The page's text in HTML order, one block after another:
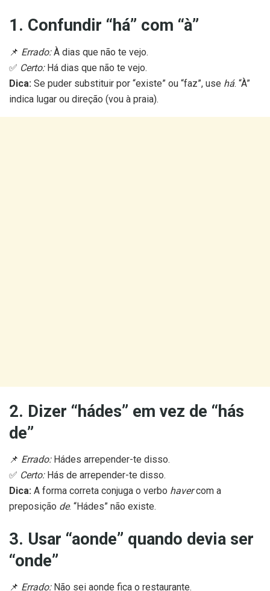
1. Confundir “há” com “à”
📌 Errado:À dias que não te vejo.
✅ Certo:Há dias que não te vejo.
Dica: Se puder substituir por “existe” ou “faz”, use há. “À”
indica lugar ou direção (vou à praia).
2. Dizer “hádes” em vez de “hás
de”
📌 Errado:Hádes arrepender-te disso.
✅ Certo:Hás de arrepender-te disso.
Dica: A forma correta conjuga o verbo havercom a
preposição de. “Hádes” não existe.
3. Usar “aonde” quando devia ser
“onde”
📌 Errado:Não sei aonde fica o restaurante.